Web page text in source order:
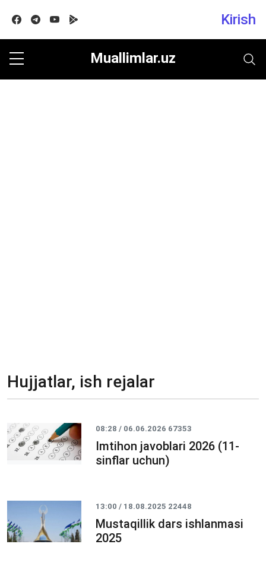
FacebookTelegram
Youtube Kirish
Muallimlar.uz
Hujjatlar, ish rejalar
08:28 / 06.06.2026 67353
Imtihon javoblari 2026 (11-
sinflar uchun)
13:00 / 18.08.2025 22448
Mustaqillik dars ishlanmasi
2025